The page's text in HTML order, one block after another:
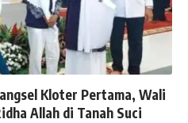
Kloter Pertama, Wali
Allah di Tanah Suci